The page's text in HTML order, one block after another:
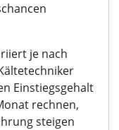
je nach
Einstiegsgehalt
rechnen,
steigen